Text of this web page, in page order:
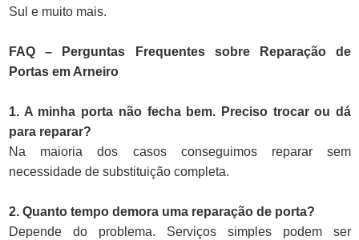
Sul e muito mais.
FAQ – Perguntas Frequentes sobre Reparação de
Portas em Arneiro
1. A minha porta não fecha bem. Preciso trocar ou dá
para reparar?
Na maioria dos casos conseguimos reparar sem
necessidade de substituição completa.
2. Quanto tempo demora uma reparação de porta?
Depende do problema. Serviços simples podem ser